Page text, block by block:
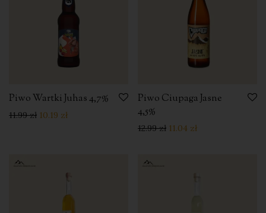
Piwo Wartki Juhas 4,7%
11.99zł 10.19 zł
Piwo Ciupaga Jasne
4,5%
12.99zł 11.04 zł